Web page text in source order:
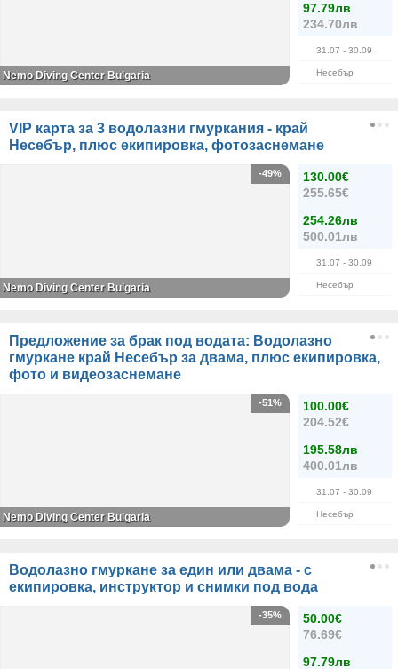
97.79лв
234.70лв
31.07 - 30.09
Несебър
Nemo Diving Center Bulgaria
VIP карта за 3 водолазни гмуркания - край
Несебър, плюс екипировка, фотозаснемане
130.00€
255.65€
254.26лв
500.01лв
31.07 - 30.09
Несебър
-49%
Nemo Diving Center Bulgaria
Предложение за брак под водата: Водолазно
гмуркане край Несебър за двама, плюс екипировка,
фото и видеозаснемане
100.00€
204.52€
195.58лв
400.01лв
31.07 - 30.09
Несебър
-51%
Nemo Diving Center Bulgaria
Водолазно гмуркане за един или двама - с
екипировка, инструктор и снимки под вода
50.00€
76.69€
97.79лв
-35%